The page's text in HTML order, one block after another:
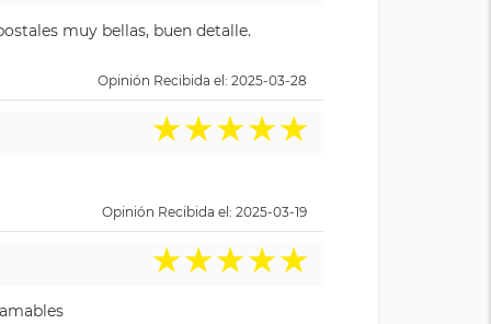
muy bellas, buen detalle.
Opinión Recibida el: 2025-03-28
★★★★★
Opinión Recibida el: 2025-03-19
★★★★★